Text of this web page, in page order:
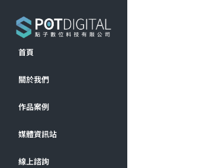
首頁
關於我們
作品案例
媒體資訊站
線上諮詢